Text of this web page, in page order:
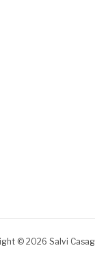
© 2026 Salvi